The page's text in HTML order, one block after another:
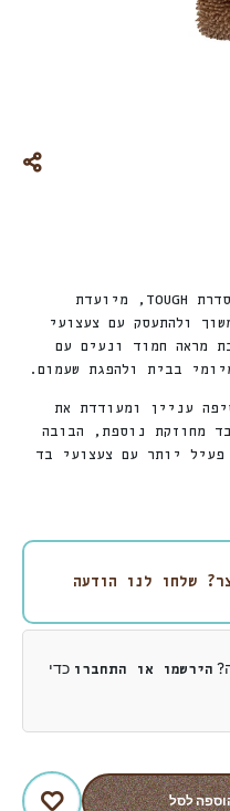
בובת דוב קשוחה מבית FOFOS, מסדרת TOUGH, מיועדת
ולהתעסק עם צעצועי
מראה חמוד ונעים עם
בבית ולהפגת שעמום.
עניין ומעודדת את
מחוזקת נוספת, הבובה
פעיל יותר עם צעצועי בד
שלחו לנו הודעה
הירשמו או התחברו כדי
לסל